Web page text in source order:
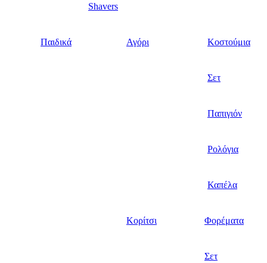
Shavers
Παιδικά Αγόρι Κοστούμια
Σετ
Παπιγιόν
Ρολόγια
Καπέλα
Κορίτσι Φορέματα
Σετ